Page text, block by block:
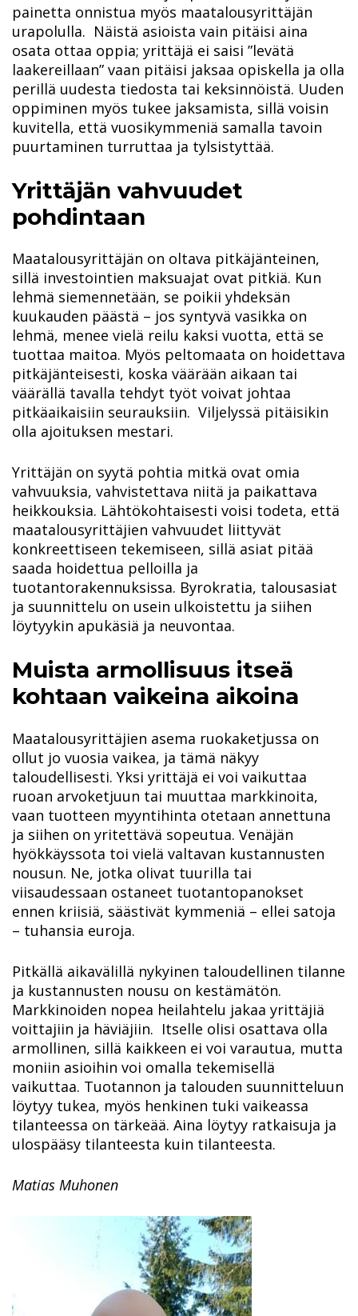
painetta onnistua myös maatalousyrittäjän
urapolulla. Näistä asioista vain pitäisi aina
osata ottaa oppia; yrittäjä ei saisi ”levätä
laakereillaan” vaan pitäisi jaksaa opiskella ja olla
perillä uudesta tiedosta tai keksinnöistä. Uuden
oppiminen myös tukee jaksamista, sillä voisin
kuvitella, että vuosikymmeniä samalla tavoin
puurtaminen turruttaa ja tylsistyttää.
Yrittäjän vahvuudet
pohdintaan
Maatalousyrittäjän on oltava pitkäjänteinen,
sillä investointien maksuajat ovat pitkiä. Kun
lehmä siemennetään, se poikii yhdeksän
kuukauden päästä – jos syntyvä vasikka on
lehmä, menee vielä reilu kaksi vuotta, että se
tuottaa maitoa. Myös peltomaata on hoidettava
pitkäjänteisesti, koska väärään aikaan tai
väärällä tavalla tehdyt työt voivat johtaa
pitkäaikaisiin seurauksiin. Viljelyssä pitäisikin
olla ajoituksen mestari.
Yrittäjän on syytä pohtia mitkä ovat omia
vahvuuksia, vahvistettava niitä ja paikattava
heikkouksia. Lähtökohtaisesti voisi todeta, että
maatalousyrittäjien vahvuudet liittyvät
konkreettiseen tekemiseen, sillä asiat pitää
saada hoidettua pelloilla ja
tuotantorakennuksissa. Byrokratia, talousasiat
ja suunnittelu on usein ulkoistettu ja siihen
löytyykin apukäsiä ja neuvontaa.
Muista armollisuus itseä
kohtaan vaikeina aikoina
Maatalousyrittäjien asema ruokaketjussa on
ollut jo vuosia vaikea, ja tämä näkyy
taloudellisesti. Yksi yrittäjä ei voi vaikuttaa
ruoan arvoketjuun tai muuttaa markkinoita,
vaan tuotteen myyntihinta otetaan annettuna
ja siihen on yritettävä sopeutua. Venäjän
hyökkäyssota toi vielä valtavan kustannusten
nousun. Ne, jotka olivat tuurilla tai
viisaudessaan ostaneet tuotantopanokset
ennen kriisiä, säästivät kymmeniä – ellei satoja
– tuhansia euroja.
Pitkällä aikavälillä nykyinen taloudellinen tilanne
ja kustannusten nousu on kestämätön.
Markkinoiden nopea heilahtelu jakaa yrittäjiä
voittajiin ja häviäjiin. Itselle olisi osattava olla
armollinen, sillä kaikkeen ei voi varautua, mutta
moniin asioihin voi omalla tekemisellä
vaikuttaa. Tuotannon ja talouden suunnitteluun
löytyy tukea, myös henkinen tuki vaikeassa
tilanteessa on tärkeää. Aina löytyy ratkaisuja ja
ulospääsy tilanteesta kuin tilanteesta.
Matias Muhonen